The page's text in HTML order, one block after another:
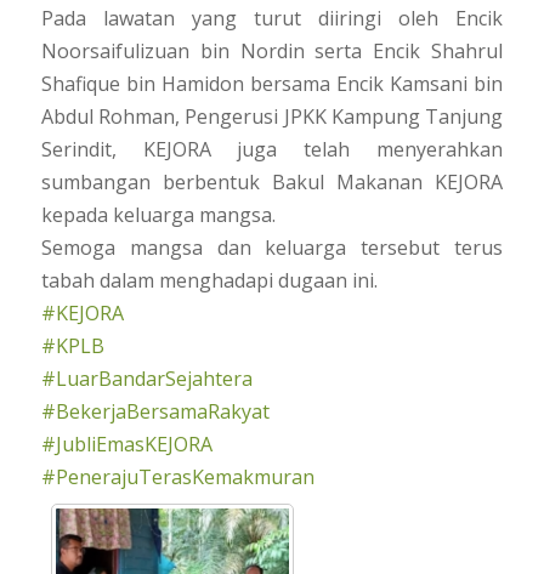
Pada lawatan yang turut diiringi oleh Encik
Noorsaifulizuan bin Nordin serta Encik Shahrul
Shafique bin Hamidon bersama Encik Kamsani bin
Abdul Rohman, Pengerusi JPKK Kampung Tanjung
Serindit, KEJORA juga telah menyerahkan
sumbangan berbentuk Bakul Makanan KEJORA
kepada keluarga mangsa.
Semoga mangsa dan keluarga tersebut terus
tabah dalam menghadapi dugaan ini.
#KEJORA
#KPLB
#LuarBandarSejahtera
#BekerjaBersamaRakyat
#JubliEmasKEJORA
#PenerajuTerasKemakmuran